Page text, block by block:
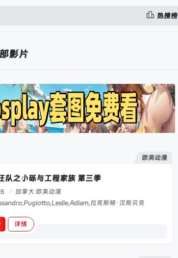
热搜榜
影片
欧美动漫
队之小砾与工程家族 第三季
/ 加拿大 欧美动漫
拉克斯顿·汉斯贝克
详情